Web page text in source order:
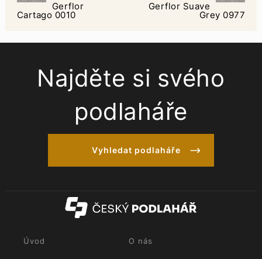
Gerflor
Cartago 0010
Gerflor Suave
Grey 0977
Najděte si svého
podlaháře
Vyhledat podlaháře
Úvod O nás